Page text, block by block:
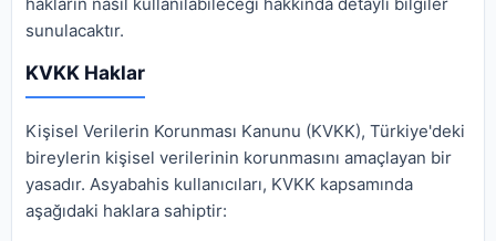
sunulacaktır.
KVKK Haklar
Kişisel Verilerin Korunması Kanunu (KVKK), Türkiye'deki
bireylerin kişisel verilerinin korunmasını amaçlayan bir
yasadır. Asyabahis kullanıcıları, KVKK kapsamında
aşağıdaki haklara sahiptir: